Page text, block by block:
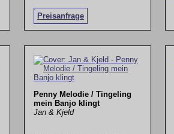
Preisanfrage
.
Penny Melodie / Tingeling
mein Banjo klingt
Jan & Kjeld